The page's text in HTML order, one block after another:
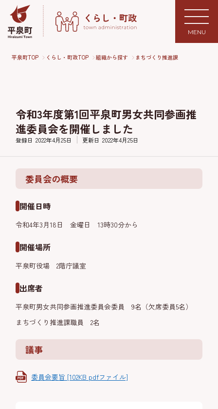
MENU
平泉町TOP くらし・町政TOP 組織から探す まちづくり推進課
令和3年度第1回平泉町男女共同参画推
進委員会を開催しました
登録日 2022年4月25日 更新日 2022年4月25日
委員会の概要
開催日時
令和4年3月18日 金曜日 13時30分から
開催場所
平泉町役場 2階庁議室
出席者
平泉町男女共同参画推進委員会委員 9名（欠席委員5名）
まちづくり推進課職員 2名
議事
委員会要旨 [102KB pdfファイル]